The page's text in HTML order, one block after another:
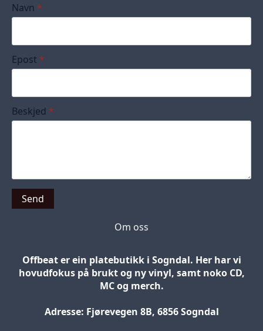
Navn *
Epost *
Beskjed *
Send
Om oss
Offbeat er ein platebutikk i Sogndal. Her har vi
hovudfokus på brukt og ny vinyl, samt noko CD,
MC og merch.
Adresse: Fjørevegen 8B, 6856 Sogndal